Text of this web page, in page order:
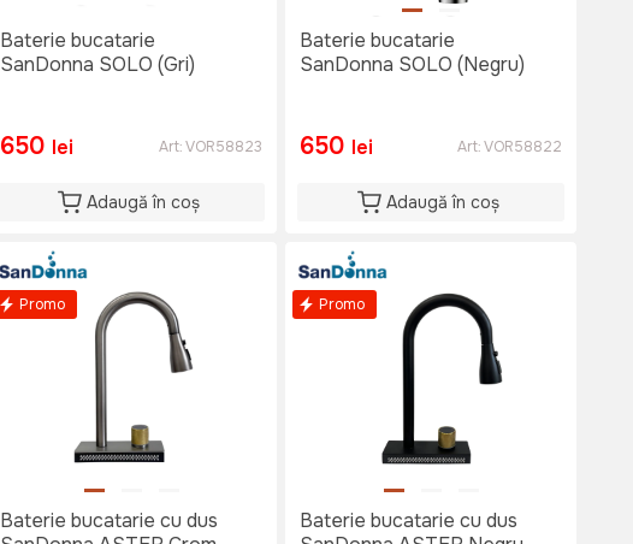
Baterie bucatarie
SanDonna SOLO (Gri)
650 lei Art:VOR58823
Adaugă în coș
Baterie bucatarie
SanDonna SOLO (Negru)
650 lei Art:VOR58822
Adaugă în coș
Promo
Baterie bucatarie cu dus
Promo
Baterie bucatarie cu dus